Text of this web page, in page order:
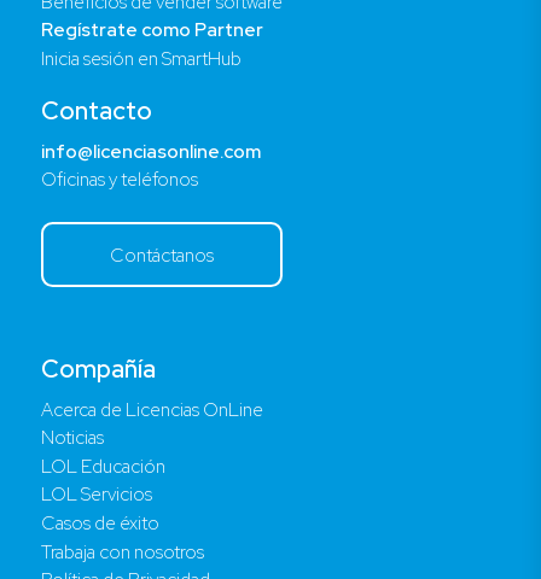
Compañía
Acerca de Licencias OnLine
Noticias
LOL Educación
LOL Servicios
Casos de éxito
Trabaja con nosotros
Regístrate como Partner
Inicia sesión en SmartHub
Contacto
info@licenciasonline.com
Oficinas y teléfonos
Contáctanos